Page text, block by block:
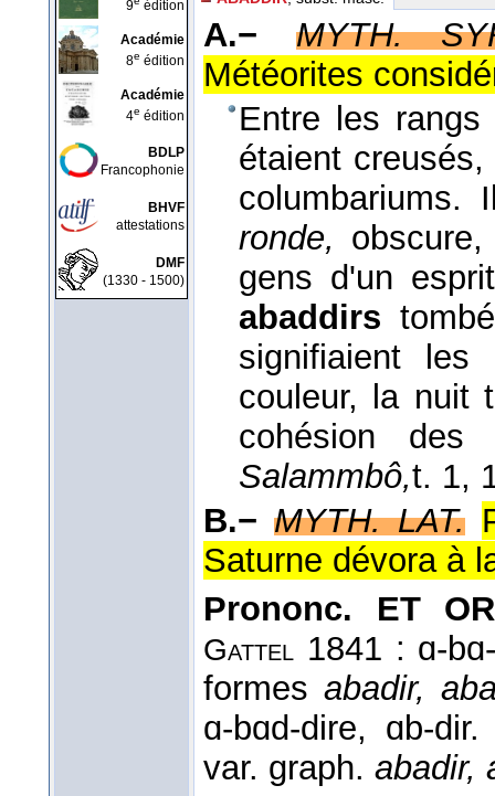
9
édition
Académie
8e édition
Académie
4e édition
BDLP
Francophonie
BHVF
attestations
DMF
(1330 - 1500)
A.−
MYTH.
Météorites
Entre les
étaient
columbariums.
ronde,
gens d'un
abaddirs
signifiaient
couleur, la nuit
cohésion
Salammbô,t. 1,
B.− MYTH. LAT.
Saturne dévora à
Prononc. ET
Gattel 1841 : ɑ-
formes abadir,
ɑ-bɑd-dire, ɑb-
var. graph. abadir,